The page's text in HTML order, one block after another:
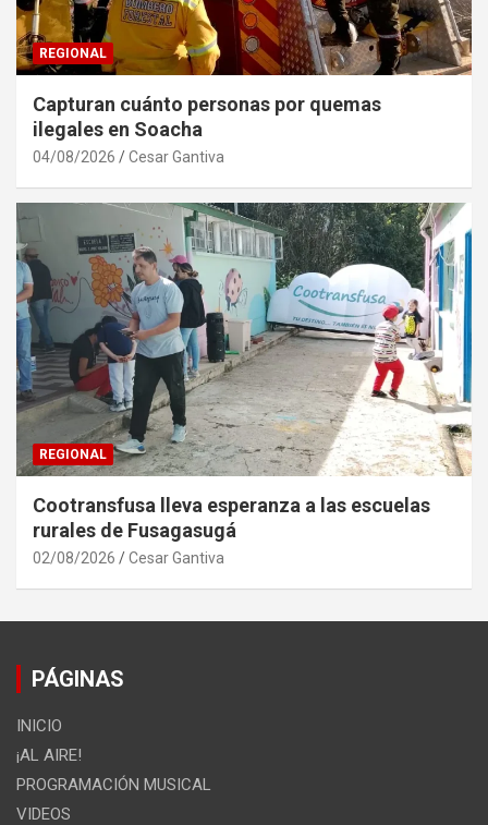
REGIONAL
Capturan cuánto personas por quemas
ilegales en Soacha
04/08/2026 Cesar Gantiva
REGIONAL
Cootransfusa lleva esperanza a las escuelas
rurales de Fusagasugá
02/08/2026 Cesar Gantiva
PÁGINAS
INICIO
¡AL AIRE!
PROGRAMACIÓN MUSICAL
VIDEOS